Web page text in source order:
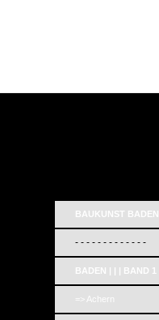
BAUKUNST BADEN
- - - - - - - - - - - - -
BADEN | | | BAND 1
=> Achern